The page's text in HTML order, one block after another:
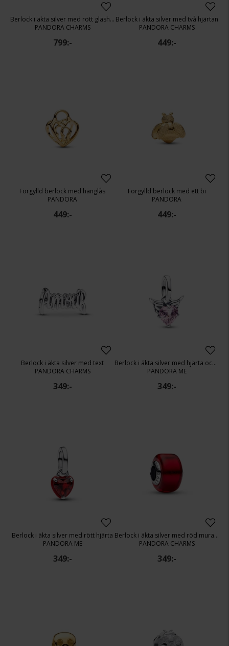
Berlock i äkta silver med rött glashjärta
PANDORA CHARMS
799:-
Berlock i äkta silver med två hjärtan
PANDORA CHARMS
449:-
Förgylld berlock med hänglås
PANDORA
449:-
Förgylld berlock med ett bi
PANDORA
449:-
Berlock i äkta silver med text
PANDORA CHARMS
349:-
Berlock i äkta silver med hjärta och vingar
PANDORA ME
349:-
Berlock i äkta silver med rött hjärta
PANDORA ME
349:-
Berlock i äkta silver med röd murano
PANDORA CHARMS
349:-